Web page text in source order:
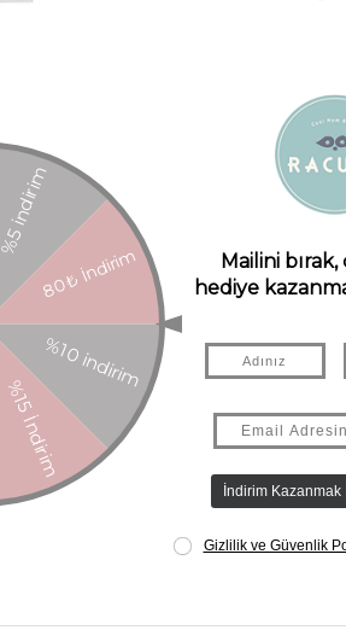
YORUMLAR (0)ÖDEME SEÇENEKLERI